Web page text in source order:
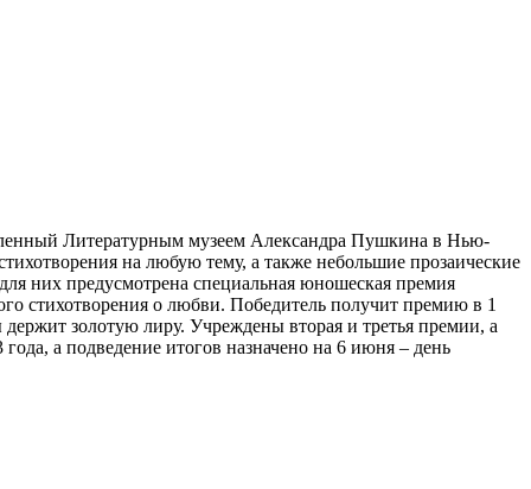
Литературным музеем Александра Пушкина в Нью-
на любую тему, а также небольшие прозаические
них предусмотрена специальная юношеская премия
стихотворения о любви. Победитель получит премию в 1
золотую лиру. Учреждены вторая и третья премии, а
а подведение итогов назначено на 6 июня – день